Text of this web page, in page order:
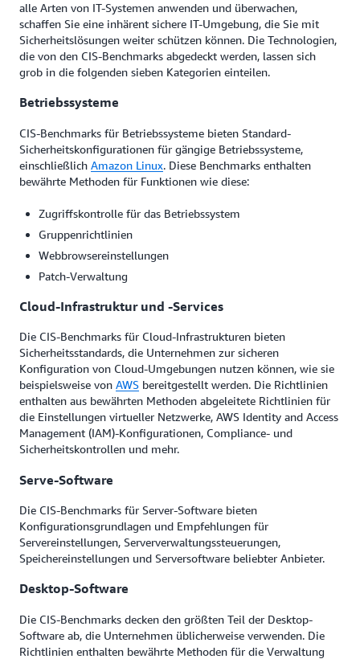
alle Arten von IT-Systemen anwenden und überwachen,
schaffen Sie eine inhärent sichere IT-Umgebung, die Sie mit
Sicherheitslösungen weiter schützen können. Die Technologien,
die von den CIS-Benchmarks abgedeckt werden, lassen sich
grob in die folgenden sieben Kategorien einteilen.
Betriebssysteme
CIS-Benchmarks für Betriebssysteme bieten Standard-
Sicherheitskonfigurationen für gängige Betriebssysteme,
einschließlich Amazon Linux. Diese Benchmarks enthalten
bewährte Methoden für Funktionen wie diese:
Zugriffskontrolle für das Betriebssystem
Gruppenrichtlinien
Webbrowsereinstellungen
Patch-Verwaltung
Cloud-Infrastruktur und -Services
Die CIS-Benchmarks für Cloud-Infrastrukturen bieten
Sicherheitsstandards, die Unternehmen zur sicheren
Konfiguration von Cloud-Umgebungen nutzen können, wie sie
beispielsweise von AWS bereitgestellt werden. Die Richtlinien
enthalten aus bewährten Methoden abgeleitete Richtlinien für
die Einstellungen virtueller Netzwerke, AWS Identity and Access
Management (IAM)-Konfigurationen, Compliance- und
Sicherheitskontrollen und mehr.
Serve-Software
Die CIS-Benchmarks für Server-Software bieten
Konfigurationsgrundlagen und Empfehlungen für
Servereinstellungen, Serververwaltungssteuerungen,
Speichereinstellungen und Serversoftware beliebter Anbieter.
Desktop-Software
Die CIS-Benchmarks decken den größten Teil der Desktop-
Software ab, die Unternehmen üblicherweise verwenden. Die
Richtlinien enthalten bewährte Methoden für die Verwaltung